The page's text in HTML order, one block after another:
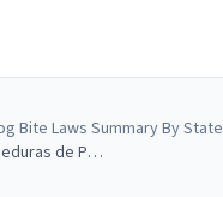
Bite Laws Summary By State
Leyes sobre Mordeduras de Perro en Vermont: Responsabilidad y Derechos de las Víctimas